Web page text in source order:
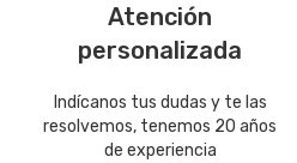
Atención
personalizada
Indícanos tus dudas y te las
resolvemos, tenemos 20 años
de experiencia